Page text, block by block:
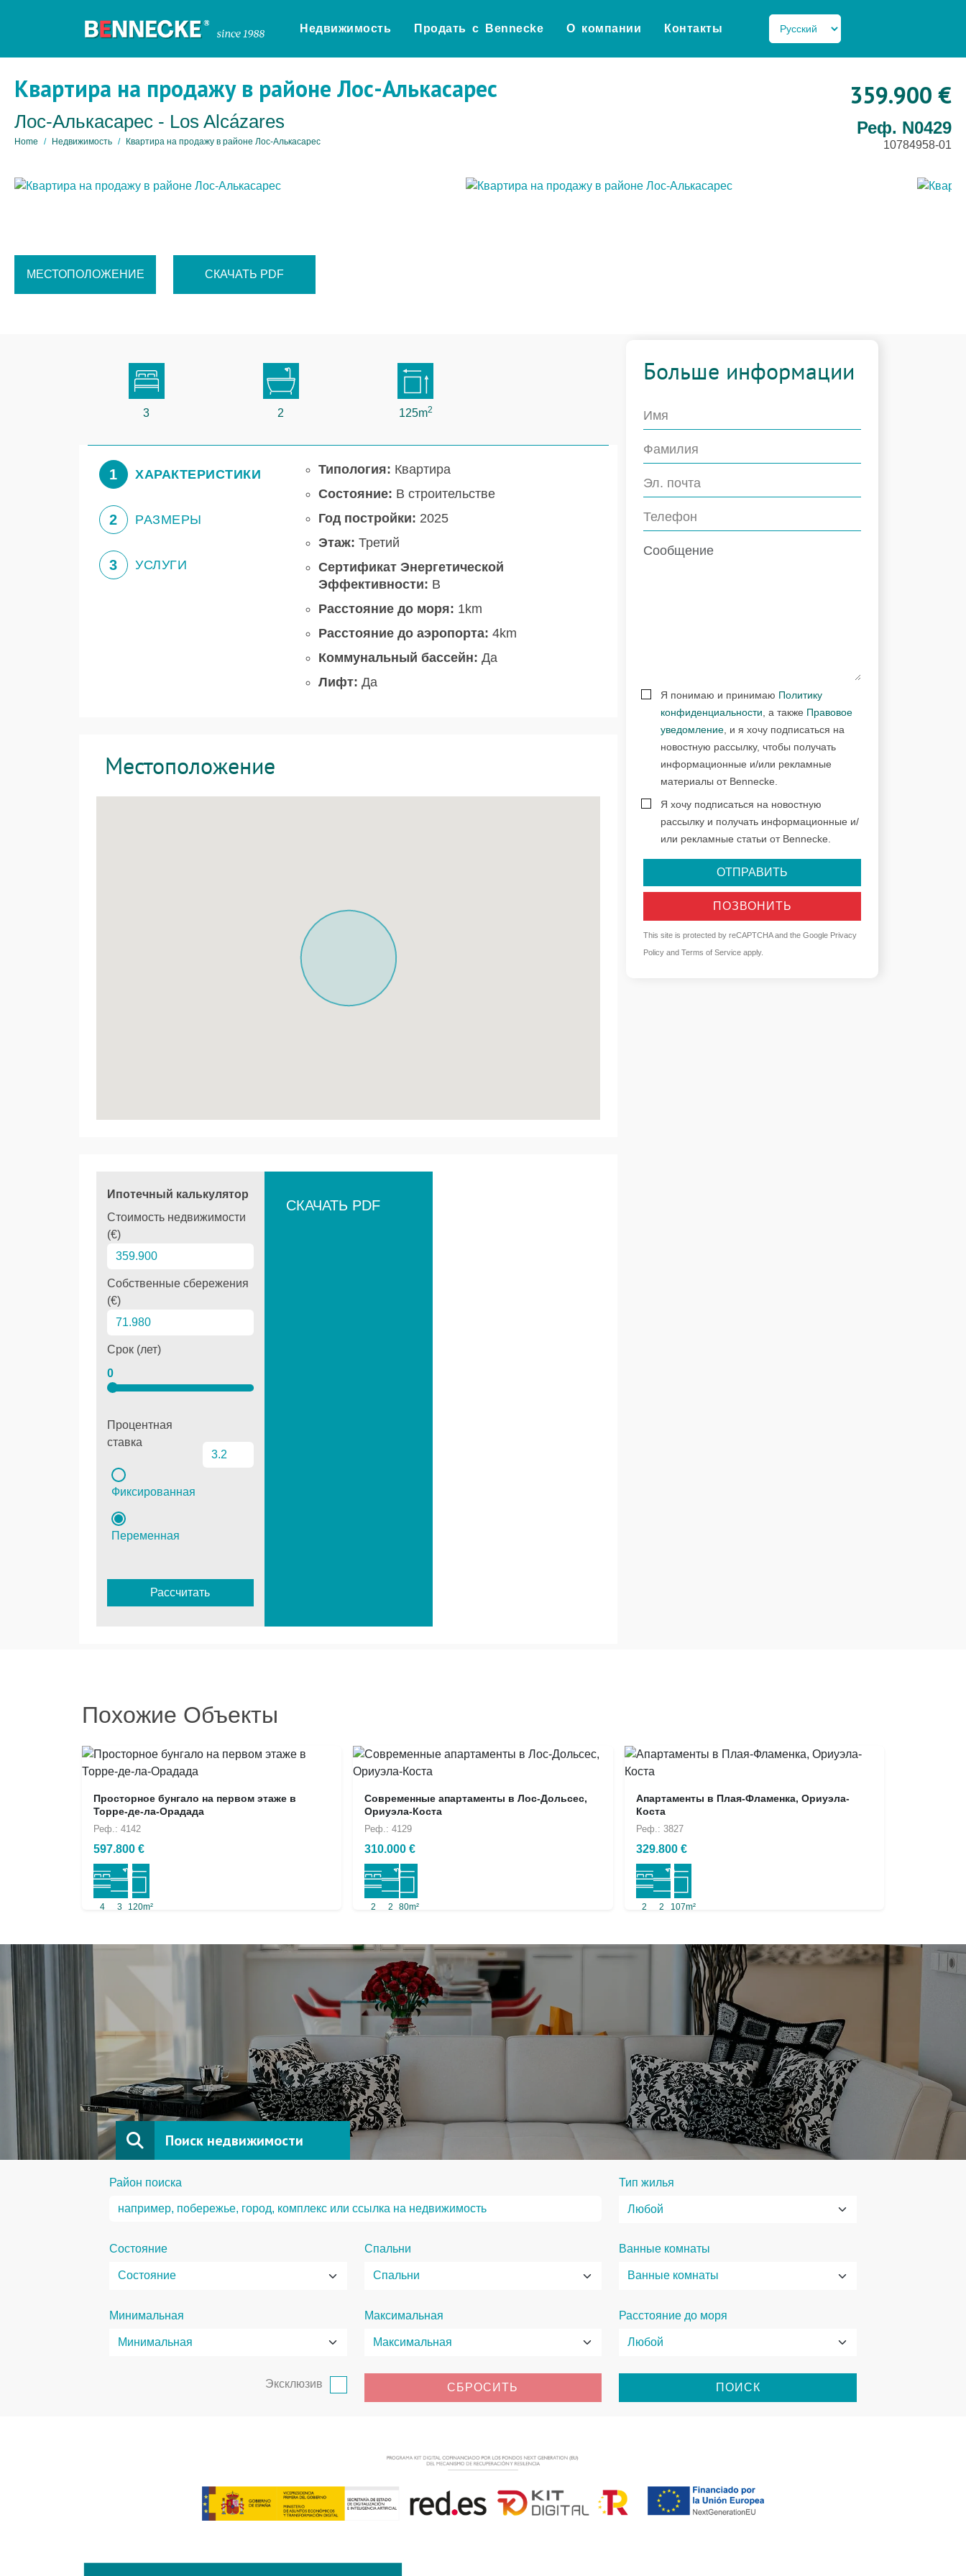
Недвижимость Продать с Bennecke О компании Контакты
Квартира на продажу в районе Лос-Алькасарес
Лос-Алькасарес - Los Alcázares
Home Недвижимость Квартира на продажу в районе Лос-Алькасарес
359.900 €
Реф. N0429
10784958-01
МЕСТОПОЛОЖЕНИЕ СКАЧАТЬ PDF
3 2 125m2
1 ХАРАКТЕРИСТИКИ
2 РАЗМЕРЫ
3 УСЛУГИ
Типология: Квартира
Состояние: В строительстве
Год постройки: 2025
Этаж: Третий
Сертификат Энергетической
Эффективности: B
Расстояние до моря: 1km
Расстояние до аэропорта: 4km
Коммунальный бассейн: Да
Лифт: Да
Местоположение
Ипотечный калькулятор
Стоимость недвижимости
(€)
Собственные сбережения
(€)
Срок (лет)
0
Процентная
ставка
Фиксированная
Переменная
Рассчитать
СКАЧАТЬ PDF
Больше информации
Я понимаю и принимаю Политику
конфиденциальности , а также Правовое
уведомление , и я хочу подписаться на
новостную рассылку, чтобы получать
информационные и/или рекламные
материалы от Bennecke.
Я хочу подписаться на новостную
рассылку и получать информационные и/
или рекламные статьи от Bennecke.
ОТПРАВИТЬ
ПОЗВОНИТЬ
This site is protected by reCAPTCHA and the Google Privacy
Policy andTerms of Service apply.
Похожие Объекты
Просторное бунгало на первом этаже в
Торре-де-ла-Орадада
Реф.: 4142
597.800 €
4 3 120m²
Современные апартаменты в Лос-Дольсес,
Ориуэла-Коста
Реф.: 4129
310.000 €
2 2 80m²
Апартаменты в Плая-Фламенка, Ориуэла-
Коста
Реф.: 3827
329.800 €
2 2 107m²
Поиск недвижимости
Район поиска Тип жилья
Состояние Спальни Ванные комнаты
Минимальная Максимальная Расстояние до моря
Эксклюзив СБРОСИТЬ ПОИСК